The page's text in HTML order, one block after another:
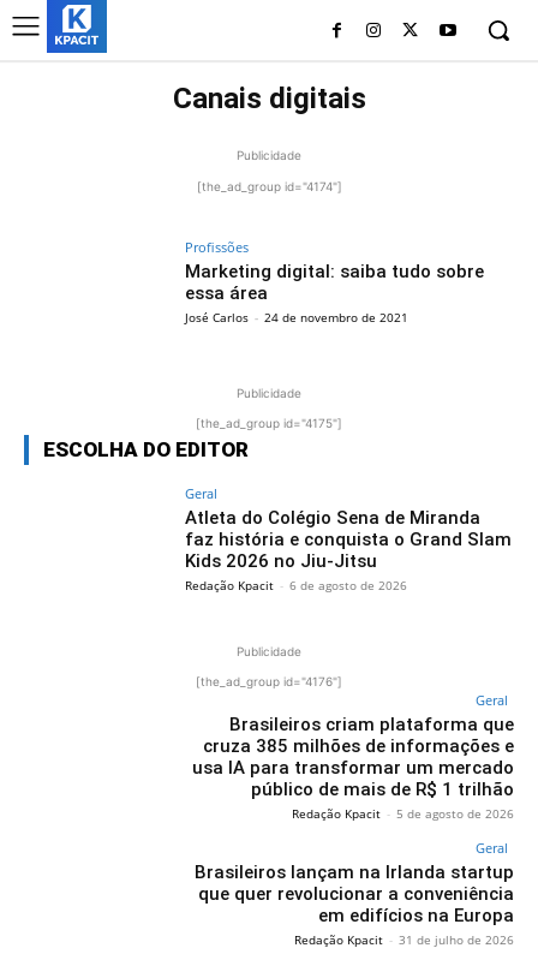
Canais digitais
Publicidade
[the_ad_group id="4174"]
Profissões
Marketing digital: saiba tudo sobre
essa área
José Carlos - 24 de novembro de 2021
Publicidade
[the_ad_group id="4175"]
ESCOLHA DO EDITOR
Geral
Atleta do Colégio Sena de Miranda
faz história e conquista o Grand Slam
Kids 2026 no Jiu-Jitsu
Redação Kpacit - 6 de agosto de 2026
Publicidade
[the_ad_group id="4176"]
Geral
Brasileiros criam plataforma que
cruza 385 milhões de informações e
usa IA para transformar um mercado
público de mais de R$ 1 trilhão
Redação Kpacit - 5 de agosto de 2026
Geral
Brasileiros lançam na Irlanda startup
que quer revolucionar a conveniência
em edifícios na Europa
Redação Kpacit - 31 de julho de 2026